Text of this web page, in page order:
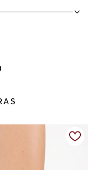
silhueta
que facilita o
com vestidos, saias,
entre looks